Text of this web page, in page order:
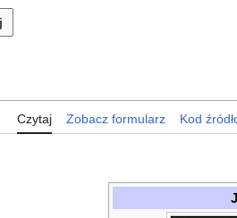
Czytaj Zobacz formularz Kod